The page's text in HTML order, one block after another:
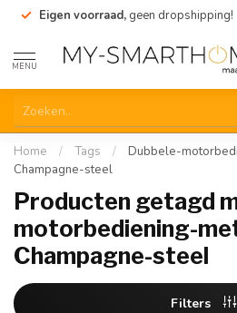
Eigen voorraad, geen dropshipping!
MENU
Home / Tags /
Dubbele-
Champagne-steel
Producten getagd
motorbediening-
Champagne-steel
Filters